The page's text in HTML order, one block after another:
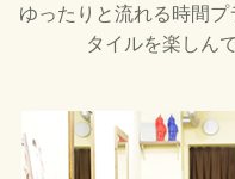
ゆったりと流れる時間
タイルを楽しん